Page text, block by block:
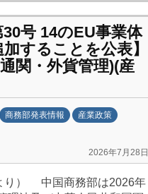
30号 14のEU事業体
することを公表】
関・外貨管理)(産
商務部発表情報
産業政策
2026年7月28日
り） 中国商務部は2026年